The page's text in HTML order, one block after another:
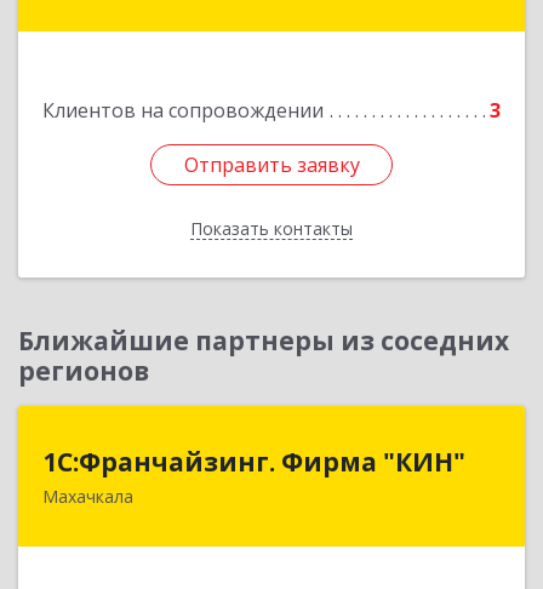
Клиентов на сопровождении 3
Отправить заявку
Показать контакты
Отправить заявку
Назад
Ближайшие партнеры из соседних
регионов
1С:Франчайзинг. Фирма "КИН"
Махачкала
1С:Франчайзинг. Фирма "КИН"
367030, Дагестан Респ, Махачкала г, И.Казака